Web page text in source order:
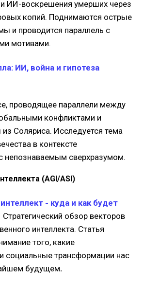
ИИ-воскрешения умерших через
копий. Поднимаются острые
и проводится параллель с
мотивами.
ИИ, война и гипотеза
проводящее параллели между
конфликтами и
Соляриса. Исследуется тема
в контексте
непознаваемым сверхразумом.
(AGI/ASI)
- куда и как будет
Стратегический обзор векторов
интеллекта. Статья
того, какие
социальные трансформации нас
будущем.